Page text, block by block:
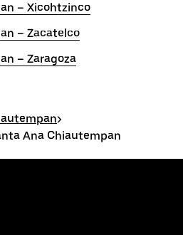
– Xicohtzinco
– Zacatelco
– Zaragoza
>
Ana Chiautempan